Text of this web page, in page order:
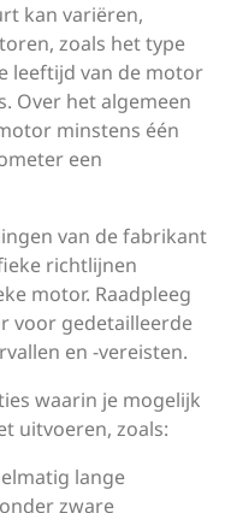
kan variëren,
zoals het type
leeftijd van de motor
Over het algemeen
minstens één
een
van de fabrikant
richtlijnen
motor. Raadpleeg
voor gedetailleerde
en -vereisten.
waarin je mogelijk
uitvoeren, zoals:
lange
zware